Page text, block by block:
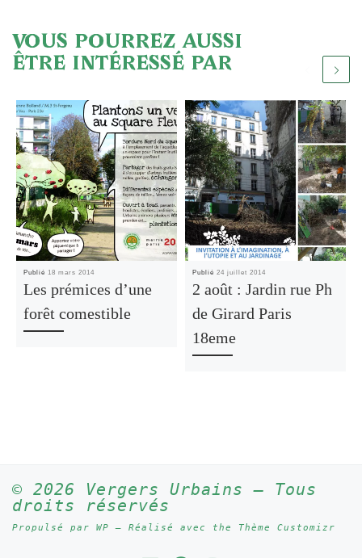
VOUS POURREZ AUSSI
ÊTRE INTÉRESSÉ PAR
Publié 18 mars 2014
Les prémices d’une
forêt comestible
Publié 24 juillet 2014
2 août : Jardin rue Ph
de Girard Paris
18eme
© 2026 Vergers Urbains – Tous
droits réservés
Propulsé par WP – Réalisé avec the Thème Customizr